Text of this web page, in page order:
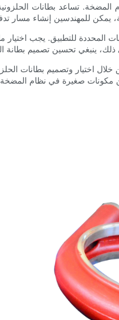
تساعد بطانات
المحددة للتطبيق. يجب
وتصميم بطانات